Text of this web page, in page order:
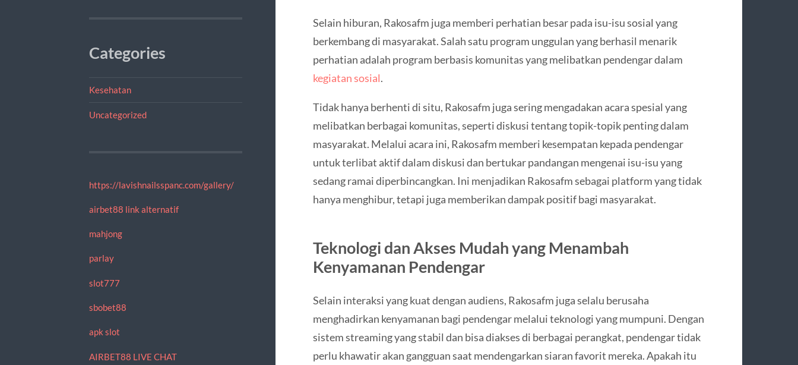
Categories
Kesehatan
Uncategorized
https://lavishnailsspanc.com/gallery/
airbet88 link alternatif
mahjong
parlay
slot777
sbobet88
apk slot
AIRBET88 LIVE CHAT
Selain hiburan, Rakosafm juga memberi perhatian besar pada isu-isu sosial yang
berkembang di masyarakat. Salah satu program unggulan yang berhasil menarik
perhatian adalah program berbasis komunitas yang melibatkan pendengar dalam
kegiatan sosial.
Tidak hanya berhenti di situ, Rakosafm juga sering mengadakan acara spesial yang
melibatkan berbagai komunitas, seperti diskusi tentang topik-topik penting dalam
masyarakat. Melalui acara ini, Rakosafm memberi kesempatan kepada pendengar
untuk terlibat aktif dalam diskusi dan bertukar pandangan mengenai isu-isu yang
sedang ramai diperbincangkan. Ini menjadikan Rakosafm sebagai platform yang tidak
hanya menghibur, tetapi juga memberikan dampak positif bagi masyarakat.
Teknologi dan Akses Mudah yang Menambah
Kenyamanan Pendengar
Selain interaksi yang kuat dengan audiens, Rakosafm juga selalu berusaha
menghadirkan kenyamanan bagi pendengar melalui teknologi yang mumpuni. Dengan
sistem streaming yang stabil dan bisa diakses di berbagai perangkat, pendengar tidak
perlu khawatir akan gangguan saat mendengarkan siaran favorit mereka. Apakah itu